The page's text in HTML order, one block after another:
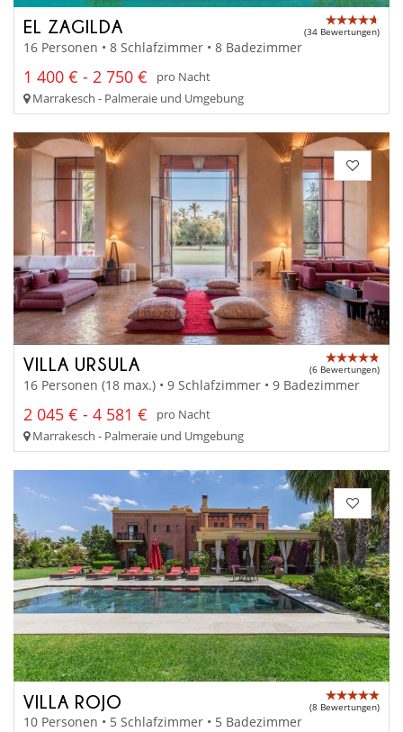
EL ZAGILDA (34 Bewertungen)
16 Personen • 8 Schlafzimmer • 8 Badezimmer
1 400 € - 2 750 €
pro Nacht
Marrakesch - Palmeraie und Umgebung
VILLA URSULA (6 Bewertungen)
16 Personen (18 max.) • 9 Schlafzimmer • 9 Badezimmer
2 045 € - 4 581 €
pro Nacht
Marrakesch - Palmeraie und Umgebung
VILLA ROJO (8 Bewertungen)
10 Personen • 5 Schlafzimmer • 5 Badezimmer